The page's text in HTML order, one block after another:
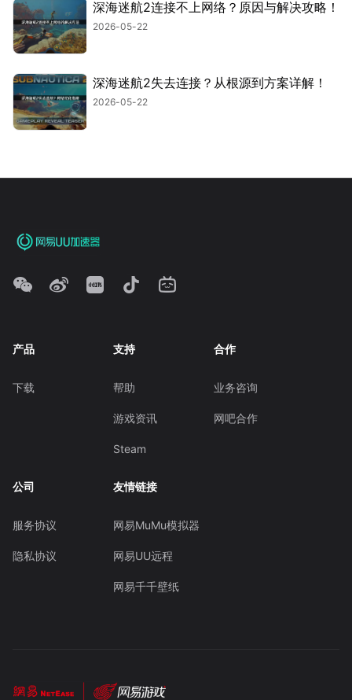
深海迷航2连接不上网络？原因与解决攻略！
2026-05-22
深海迷航2失去连接？从根源到方案详解！
2026-05-22
产品
下载
支持
帮助
游戏资讯
Steam
合作
业务咨询
网吧合作
公司
服务协议
隐私协议
友情链接
网易MuMu模拟器
网易UU远程
网易千千壁纸